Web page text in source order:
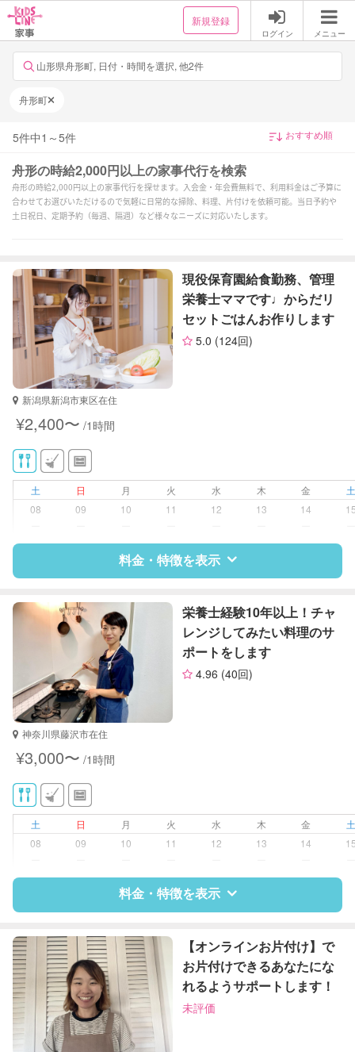
新規登録
ログイン メニュー
山形県舟形町, 日付・時間を選択, 他2件
舟形町
5件中1 ～5件
舟形の時給2,000円以上の家事代行を検索
舟形の時給2,000円以上の家事代行を探せます。入会金・年会費無料で、利用料金はご予算に
合わせてお選びいただけるので気軽に日常的な掃除、料理、片付けを依頼可能。当日予約や
土日祝日、定期予約（毎週、隔週）など様々なニーズに対応いたします。
現役保育園給食勤務、管理
栄養士ママです♩からだリ
セットごはんお作りします
5.0 (124回)
新潟県新潟市東区在住
¥2,400〜 /1時間
土 日 月 火 水 木 金
08
09 10 11 12 13 14
料金・特徴を表示
特徴 料金 レビュー
サポートの特徴
資格
栄養士経験10年以上！チャ
レンジしてみたい料理のサ
ポートをします
4.96 (40回)
神奈川県藤沢市在住
¥3,000〜 /1時間
土 日 月 火 水 木 金
08
09 10 11 12 13 14
料金・特徴を表示
特徴 料金 レビュー
サポートの特徴
資格 栄養士
【オンラインお片付け】で
お片付けできるあなたにな
れるようサポートします！
未評価